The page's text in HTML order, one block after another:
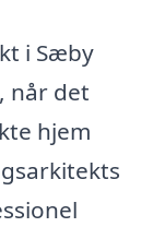
i Sæby
når det
hjem